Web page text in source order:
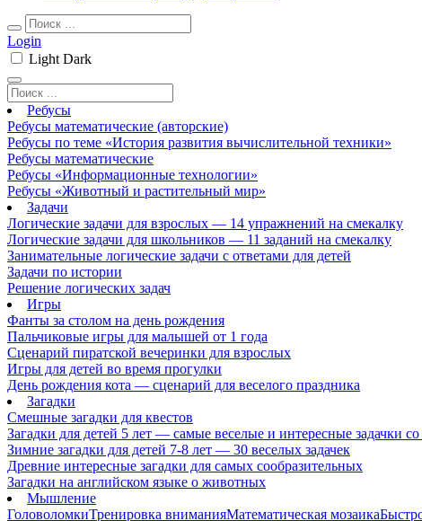
Login
Light Dark
Ребусы
Ребусы математические (авторские)
Ребусы по теме «История развития вычислительной техники»
Ребусы математические
Ребусы «Информационные технологии»
Ребусы «Животный и растительный мир»
Задачи
Логические задачи для взрослых — 14 упражнений на смекалку
Логические задачи для школьников — 11 заданий на смекалку
Занимательные логические задачи с ответами для детей
Задачи по истории
Решение логических задач
Игры
Фанты за столом на день рождения
Пальчиковые игры для малышей от 1 года
Сценарий пиратской вечеринки для взрослых
Игры для детей во время прогулки
День рождения кота — сценарий для веселого праздника
Загадки
Смешные загадки для квестов
Загадки для детей 5 лет — самые веселые и интересные задачки со
Зимние загадки для детей 7-8 лет — 30 веселых задачек
Древние интересные загадки для самых сообразительных
Загадки на английском языке о животных
Мышление
ГоловоломкиТренировка вниманияМатематическая мозаика